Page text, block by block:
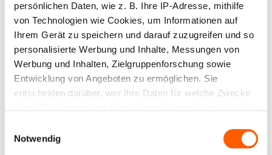
persönlichen Daten, wie z. B. Ihre IP-Adresse, mithilfe
von Technologien wie Cookies, um Informationen auf
Ihrem Gerät zu speichern und darauf zuzugreifen und so
personalisierte Werbung und Inhalte, Messungen von
Werbung und Inhalten, Zielgruppenforschung sowie
Entwicklung von Angeboten zu ermöglichen. Sie
entscheiden darüber, wer Ihre Daten für welche Zwecke
Trigger Symbol ändern oder widerrufen
Notwendig